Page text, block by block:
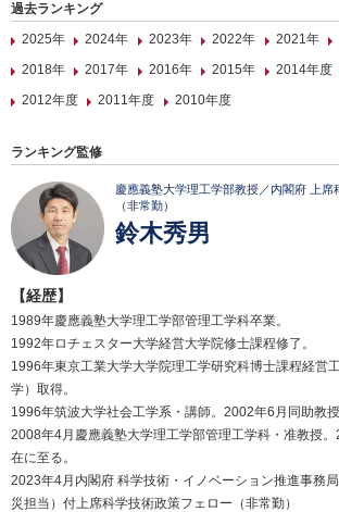
過去ランキング
2025年
2024年 2023年 2022年 2021年
2018年
2017年 2016年 2015年 2014年度
2012年度
2011年度 2010年度
ランキング監修
慶應義塾大学理工学部教授／内閣府 上席
（非常勤）
鈴木秀男
【経歴】
1989年慶應義塾大学理工学部管理工学科卒業。
1992年ロチェスター大学経営大学院修士課程修了。
1996年東京工業大学大学院理工学研究科博士課程経営
学）取得。
1996年筑波大学社会工学系・講師。2002年6月同助教授
2008年4月慶應義塾大学理工学部管理工学科・准教授
在に至る。
2023年4月内閣府 科学技術・イノベーション推進事務
災担当）付上席科学技術政策フェロー（非常勤）